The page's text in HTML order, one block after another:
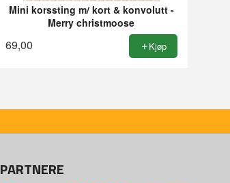
Mini korssting m/ kort & konvolutt -
Merry christmoose
69,00 Kjøp
PARTNERE